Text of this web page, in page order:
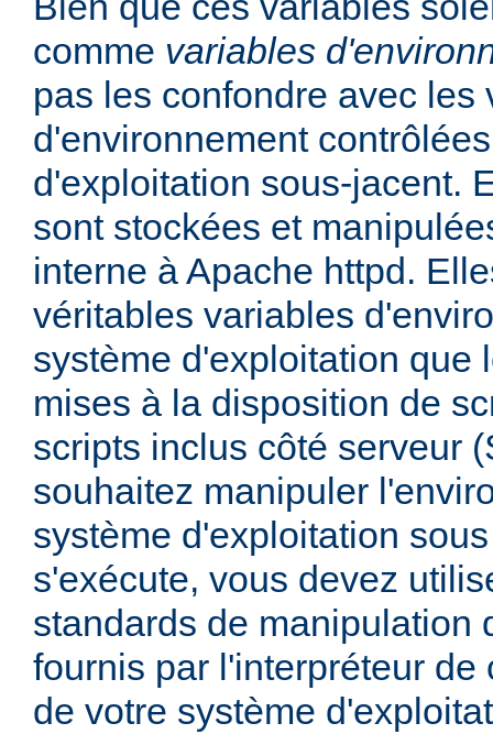
comme variables
pas les confondre avec les
d'environnement
d'exploitation sous-jacent.
sont stockées et
interne à Apache httpd.
véritables variables
système d'exploitation que
mises à la disposition de
scripts inclus côté serveur
souhaitez manipuler
système d'exploitation
s'exécute, vous devez
standards de manipulation
fournis par l'interpréteur de
de votre système